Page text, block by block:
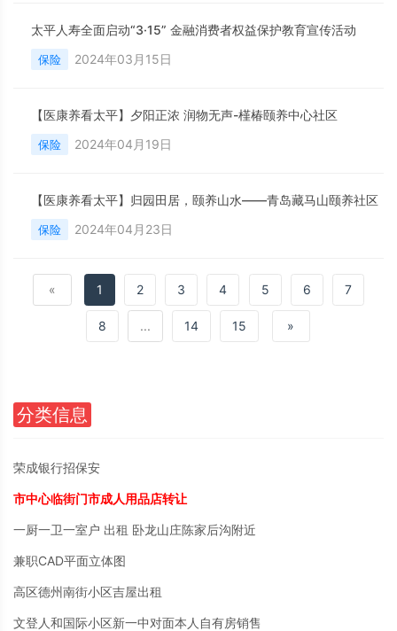
太平人寿全面启动“3·15” 金融消费者权益保护教育宣传活动
保险 2024年03月15日
【医康养看太平】夕阳正浓 润物无声-槿椿颐养中心社区
保险 2024年04月19日
【医康养看太平】归园田居，颐养山水——青岛藏马山颐养社区
保险 2024年04月23日
« 1 2 3 4 5 6 7
8 ... 14 15 »
分类信息
荣成银行招保安
市中心临街门市成人用品店转让
一厨一卫一室户 出租 卧龙山庄陈家后沟附近
兼职CAD平面立体图
高区德州南街小区吉屋出租
文登人和国际小区新一中对面本人自有房销售